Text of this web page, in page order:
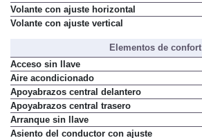
traseras
Volante con ajuste horizontal
Elementos de confort
Acceso sin llave
Aire acondicionado
Apoyabrazos central delantero
Apoyabrazos central trasero
Arranque sin llave